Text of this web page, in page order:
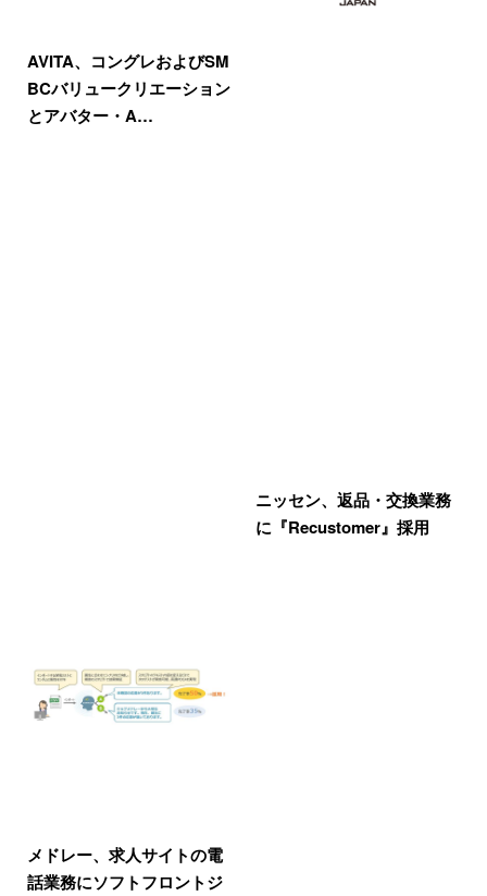
AVITA、コングレおよびSM
BCバリュークリエーション
とアバター・A…
ニッセン、返品・交換業務
に『Recustomer』採用
メドレー、求人サイトの電
話業務にソフトフロントジ